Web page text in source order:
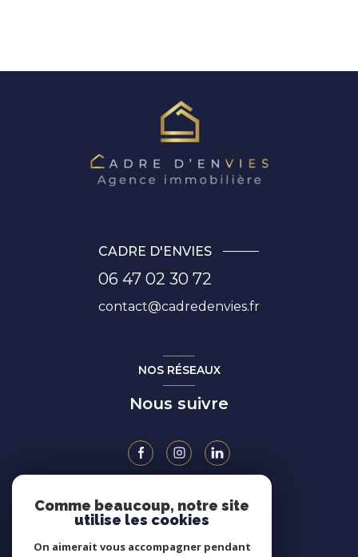
CADRE D'ENVIES
06 47 02 30 72
contact@cadredenvies.fr
NOS RÉSEAUX
Nous suivre
ADHÉRENTS
Comme beaucoup, notre site
utilise les cookies
On aimerait vous accompagner pendant